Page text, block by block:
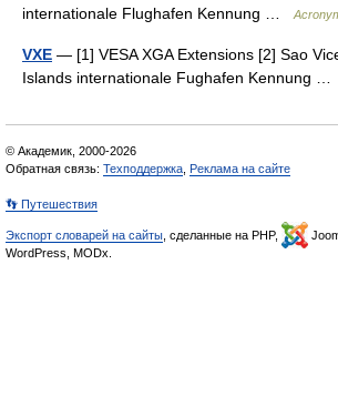
internationale Flughafen Kennung …
VXE — [1] VESA XGA Extensions [2] Sao
Islands internationale Fughafen Kennung …
© Академик, 2000-2026
Обратная связь: Техподдержка Реклама на сайте
👣 Путешествия
Экспорт словарей на сайты , сделанные на PHP,
WordPress, MODx.